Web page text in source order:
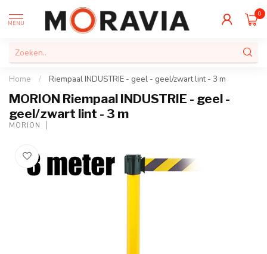
MENU
0
Home / Riempaal INDUSTRIE - geel - geel/zwart lint - 3 m
MORION Riempaal INDUSTRIE - geel -
geel/zwart lint - 3 m
MORION